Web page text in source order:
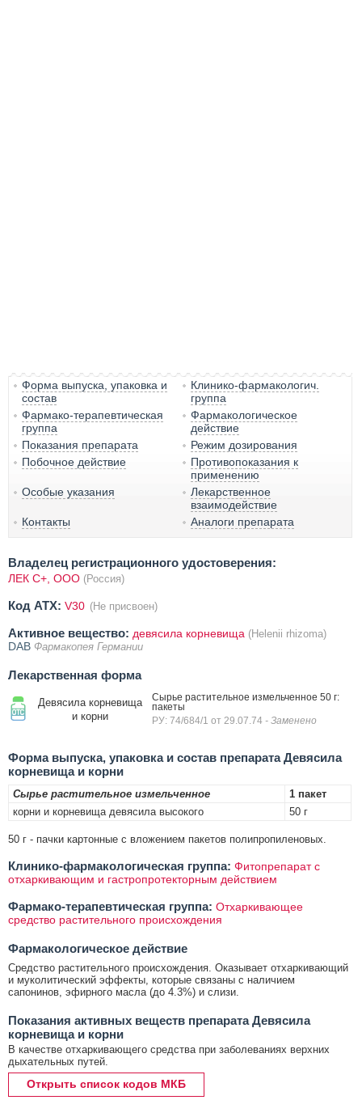
Форма выпуска, упаковка и
состав
Клинико-фармакологич.
группа
Фармако-терапевтическая
группа
Фармакологическое
действие
Показания препарата
Режим дозирования
Побочное действие
Противопоказания к
применению
Особые указания
Лекарственное
взаимодействие
Контакты
Аналоги препарата
Владелец регистрационного удостоверения:
ЛЕК С+, ООО (Россия)
Код ATX: V30 (Не присвоен)
Активное вещество: девясила корневища (Helenii rhizoma)
DAB Фармакопея Германии
Лекарственная форма
Девясила корневища
и корни
Сырье растительное измельченное 50 г:
пакеты
РУ: 74/684/1 от 29.07.74 - Заменено
Форма выпуска, упаковка и состав препарата Девясила
корневища и корни
Сырье растительное измельченное
1 пакет
корни и корневища девясила высокого
50 г
50 г - пачки картонные с вложением пакетов полипропиленовых.
Клинико-фармакологическая группа: Фитопрепарат с
отхаркивающим и гастропротекторным действием
Фармако-терапевтическая группа: Отхаркивающее
средство растительного происхождения
Фармакологическое действие
Средство растительного происхождения. Оказывает отхаркивающий
и муколитический эффекты, которые связаны с наличием
сапонинов, эфирного масла (до 4.3%) и слизи.
Показания активных веществ препарата Девясила
корневища и корни
В качестве отхаркивающего средства при заболеваниях верхних
дыхательных путей.
Открыть список кодов МКБ